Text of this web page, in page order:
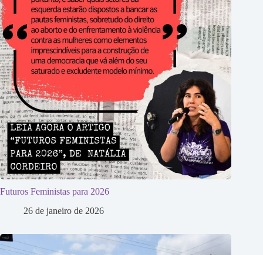
Futuros Feministas para 2026
26 de janeiro de 2026